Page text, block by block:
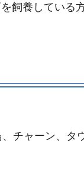
飼養している
チャーン、タ